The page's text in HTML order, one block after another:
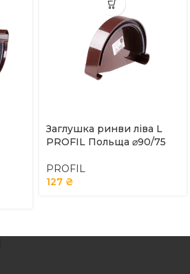
Заглушка ринви ліва L
PROFIL Польща ⌀90/75
PROFIL
127 ₴